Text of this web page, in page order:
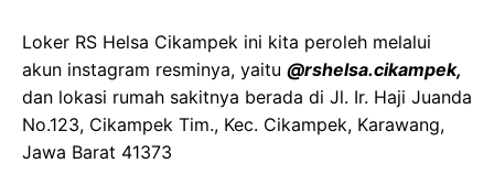
Loker RS Helsa Cikampek ini kita peroleh melalui
akun instagram resminya, yaitu @rshelsa.cikampek,
dan lokasi rumah sakitnya berada di Jl. Ir. Haji Juanda
No.123, Cikampek Tim., Kec. Cikampek, Karawang,
Jawa Barat 41373